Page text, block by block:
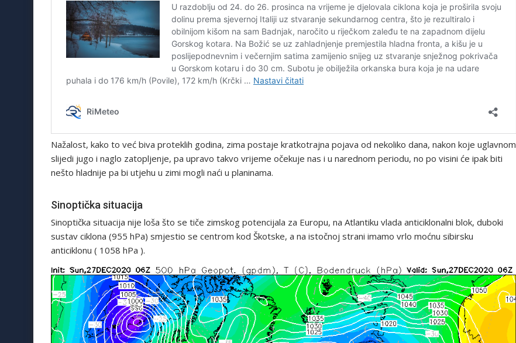
Nažalost, kako to već biva proteklih godina, zima postaje kratkotrajna pojava od nekoliko dana, nakon koje uglavnom
slijedi jugo i naglo zatopljenje, pa upravo takvo vrijeme očekuje nas i u narednom periodu, no po visini će ipak biti
nešto hladnije pa bi utjehu u zimi mogli naći u planinama.
Sinoptička situacija
Sinoptička situacija nije loša što se tiče zimskog potencijala za Europu, na Atlantiku vlada anticiklonalni blok, duboki
sustav ciklona (955 hPa) smjestio se centrom kod Škotske, a na istočnoj strani imamo vrlo moćnu sibirsku
anticiklonu ( 1058 hPa ).